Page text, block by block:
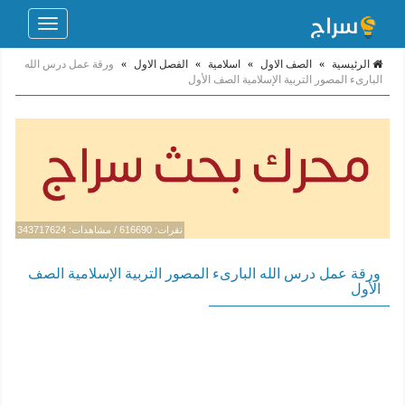
Toggle
الرئيسية » الصف الاول » اسلامية » الفصل الاول »
ورقة عمل درس الله
البارىء المصور التربية الإسلامية الصف الأول
نقرات: 616690 / مشاهدات: 343717624
ورقة عمل درس الله البارىء المصور التربية الإسلامية الصف
الأول